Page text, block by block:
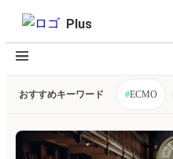
Plus
おすすめキーワード #ECMO